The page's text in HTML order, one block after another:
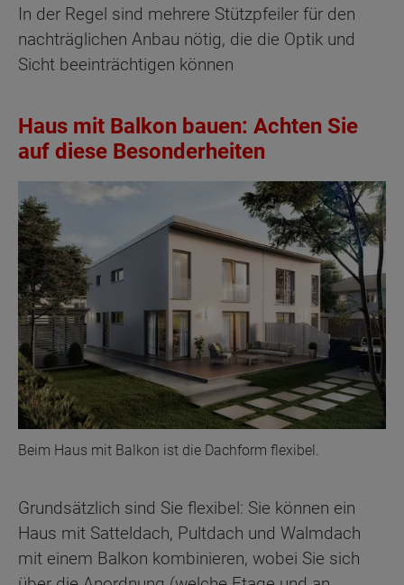
In der Regel sind mehrere Stützpfeiler für den
nachträglichen Anbau nötig, die die Optik und
Sicht beeinträchtigen können
Haus mit Balkon bauen: Achten Sie
auf diese Besonderheiten
Beim Haus mit Balkon ist die Dachform flexibel.
Grundsätzlich sind Sie flexibel: Sie können ein
Haus mit Satteldach, Pultdach und Walmdach
mit einem Balkon kombinieren, wobei Sie sich